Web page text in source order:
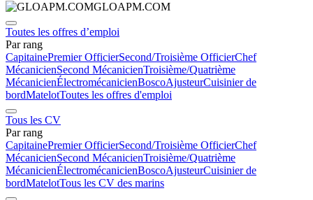
GLOAPM.COM
Toutes les offres d’emploi
Par rang
CapitainePremier OfficierSecond/Troisième OfficierChef
MécanicienSecond MécanicienTroisième/Quatrième
MécanicienÉlectromécanicienBoscoAjusteurCuisinier de
bordMatelotToutes les offres d'emploi
Tous les CV
Par rang
CapitainePremier OfficierSecond/Troisième OfficierChef
MécanicienSecond MécanicienTroisième/Quatrième
MécanicienÉlectromécanicienBoscoAjusteurCuisinier de
bordMatelotTous les CV des marins